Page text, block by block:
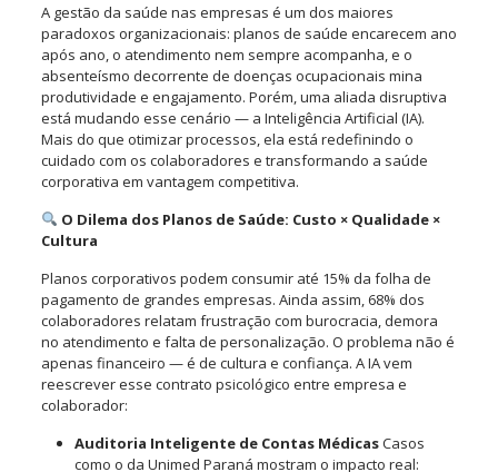
A gestão da saúde nas empresas é um dos maiores
paradoxos organizacionais: planos de saúde encarecem ano
após ano, o atendimento nem sempre acompanha, e o
absenteísmo decorrente de doenças ocupacionais mina
produtividade e engajamento. Porém, uma aliada disruptiva
está mudando esse cenário — a Inteligência Artificial (IA).
Mais do que otimizar processos, ela está redefinindo o
cuidado com os colaboradores e transformando a saúde
corporativa em vantagem competitiva.
O Dilema dos Planos de Saúde: Custo × Qualidade ×
Cultura
Planos corporativos podem consumir até 15% da folha de
pagamento de grandes empresas. Ainda assim, 68% dos
colaboradores relatam frustração com burocracia, demora
no atendimento e falta de personalização. O problema não é
apenas financeiro — é de cultura e confiança. A IA vem
reescrever esse contrato psicológico entre empresa e
colaborador:
Auditoria Inteligente de Contas MédicasCasos
como o da Unimed Paraná mostram o impacto real: